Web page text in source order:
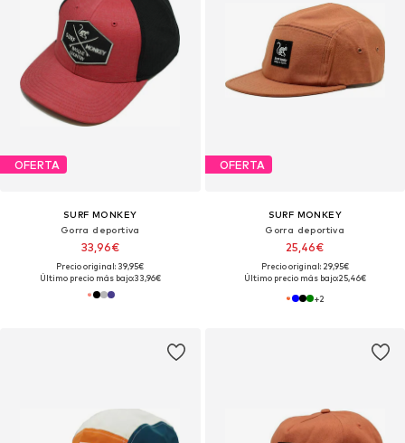
OFERTA
SURF MONKEY
Gorra deportiva
33,96€
Precio original: 39,95€
Último precio más bajo:33,96€
OFERTA
SURF MONKEY
Gorra deportiva
25,46€
Precio original: 29,95€
Último precio más bajo:25,46€
+2